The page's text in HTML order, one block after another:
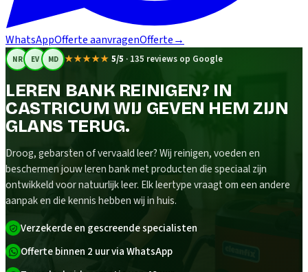
WhatsAppOfferte aanvragenOfferte→
NR EV MD ★★★★★ 5/5 · 135 reviews op Google
LEREN BANK REINIGEN? IN
CASTRICUM WIJ GEVEN HEM ZIJN
GLANS TERUG.
Droog, gebarsten of vervaald leer? Wij reinigen, voeden en
beschermen jouw leren bank met producten die speciaal zijn
ontwikkeld voor natuurlijk leer. Elk leertype vraagt om een andere
aanpak en die kennis hebben wij in huis.
Verzekerde en gescreende specialisten
Offerte binnen 2 uur via WhatsApp